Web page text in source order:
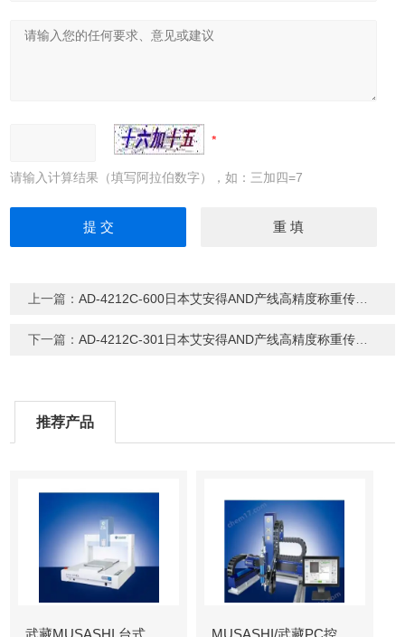
请输入计算结果（填写阿拉伯数字），如：三加四=7
上一篇：AD-4212C-600日本艾安得AND产线高精度称重传感器
下一篇：AD-4212C-301日本艾安得AND产线高精度称重传感器
推荐产品